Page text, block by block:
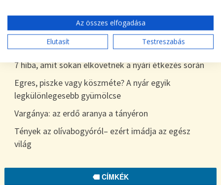
desszert
Tökszezon: sokoldalú alapanyagok a nyártól
egészen télig
7 hiba, amit sokan elkövetnek a nyári étkezés során
Egres, piszke vagy köszméte? A nyár egyik
legkülönlegesebb gyümölcse
Vargánya: az erdő aranya a tányéron
Tények az olívabogyóról– ezért imádja az egész
világ
CÍMKÉK
Az összes elfogadása
Elutasít
Testreszabás